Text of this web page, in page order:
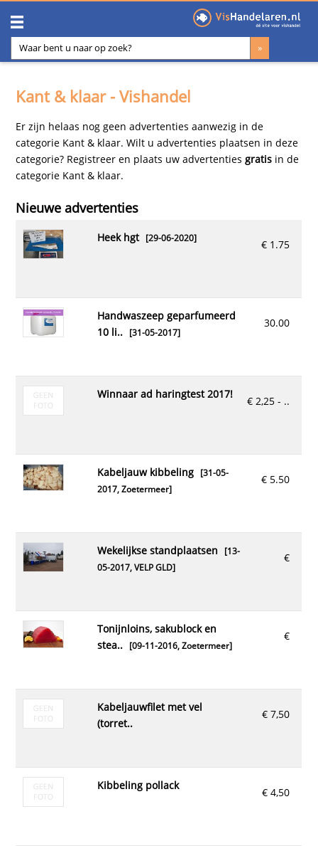
Kant & klaar - Vishandel
Er zijn helaas nog geen advertenties aanwezig in de
categorie Kant & klaar. Wilt u advertenties plaatsen in deze
categorie? Registreer en plaats uw advertentiesgratis in de
categorie Kant & klaar.
Nieuwe advertenties
€ 1.75
heek hgt[29-06-2020]
30.00
handwaszeep geparfumeerd
10 li..[31-05-2017]
€ 2,25 - ..
winnaar ad haringtest 2017!
€ 5.50
kabeljauw kibbeling[31-05-
2017, Zoetermeer]
€
wekelijkse standplaatsen [13-
05-2017, VELP GLD]
€
tonijnloins, sakublock en
stea..[09-11-2016, Zoetermeer]
€ 7,50
kabeljauwfilet met vel
(torret..
€ 4,50
kibbeling pollack